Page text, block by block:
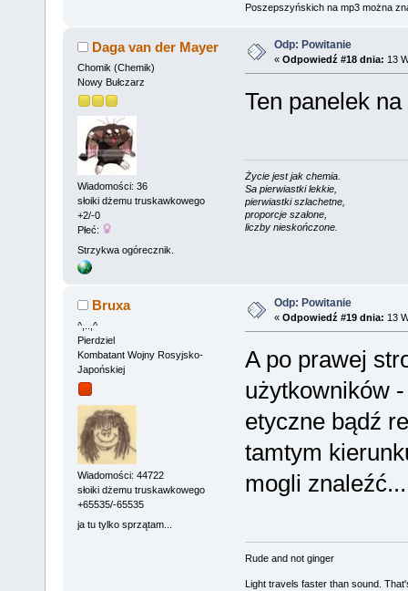
Poszepszyńskich na mp3 można
Daga van der Mayer
Chomik (Chemik)
Nowy Bułczarz
Wiadomości: 36
słoiki dżemu truskawkowego
+2/-0
Płeć:
Strzykwa ogórecznik.
Odp: Powitanie
« Odpowiedź #18 dnia: 13
Ten panelek
Życie jest jak chemia.
Sa pierwiastki lekkie,
pierwiastki szlachetne,
proporcje szalone,
liczby nieskończone.
Bruxa
^,..,^
Pierdziel
Kombatant Wojny Rosyjsko-
Japońskiej
Wiadomości: 44722
słoiki dżemu truskawkowego
+65535/-65535
ja tu tylko sprzątam...
Odp: Powitanie
« Odpowiedź #19 dnia: 13
A po prawej
użytkowników
etyczne bądź
tamtym
mogli
Rude and not ginger
Light travels faster than sound.